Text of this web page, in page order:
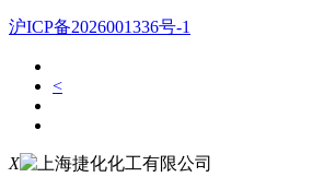
沪ICP备2026001336号-1
<
X